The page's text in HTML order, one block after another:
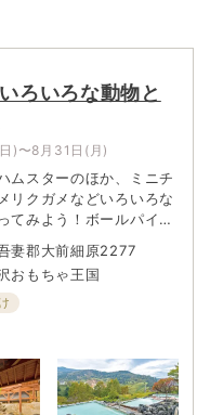
ろいろな動物と
)〜8月31日(月)
ムスターのほか、ミニチ
リクガメなどいろいろな
てみよう！ボールパイソ
ホークと一緒に写真撮影
あるよ（別途有料）。
妻郡大前細原2277
おもちゃ王国